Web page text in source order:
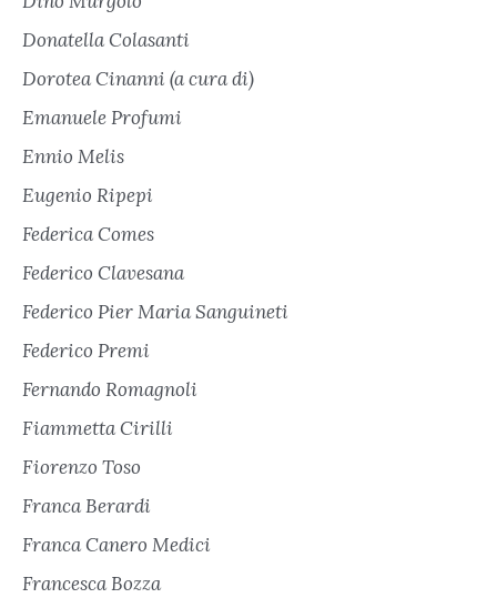
Donatella Colasanti
Dorotea Cinanni (a cura di)
Emanuele Profumi
Ennio Melis
Eugenio Ripepi
Federica Comes
Federico Clavesana
Federico Pier Maria Sanguineti
Federico Premi
Fernando Romagnoli
Fiammetta Cirilli
Fiorenzo Toso
Franca Berardi
Franca Canero Medici
Francesca Bozza